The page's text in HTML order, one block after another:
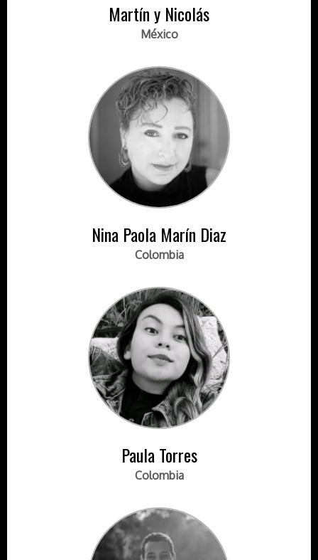
Martín y Nicolás
México
Nina Paola Marín Diaz
Colombia
Paula Torres
Colombia